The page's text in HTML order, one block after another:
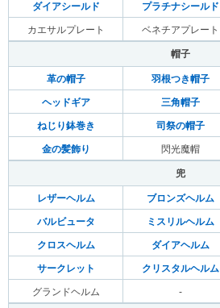
ダイアシールド プラチナシールド
カエサルプレート ベネチアプレート
帽子
革の帽子 羽根つき帽子
ヘッドギア 三角帽子
ねじり鉢巻き 司祭の帽子
金の髪飾り 閃光魔帽
兜
レザーヘルム ブロンズヘルム
バルビュータ ミスリルヘルム
クロスヘルム ダイアヘルム
サークレット クリスタルヘルム
グランドヘルム -